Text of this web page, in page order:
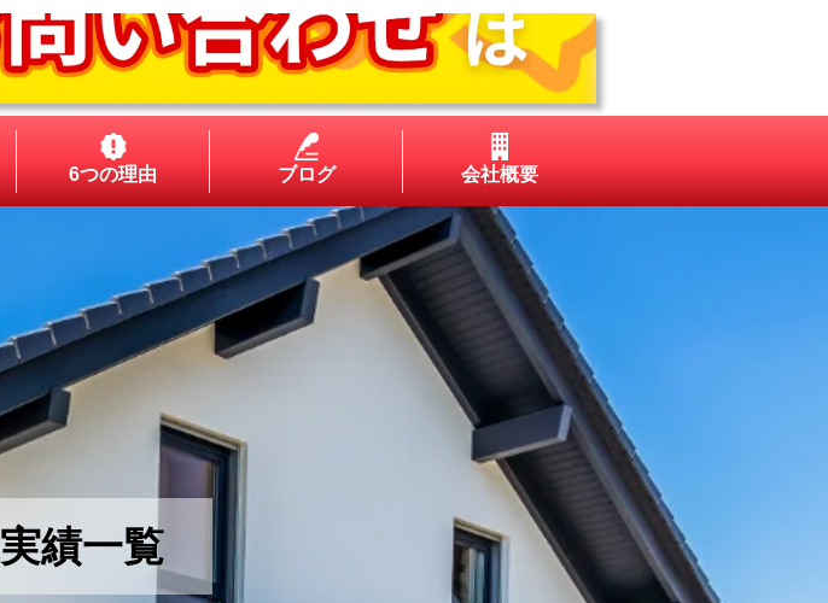
6つの理由 ブログ 会社概要
績一覧